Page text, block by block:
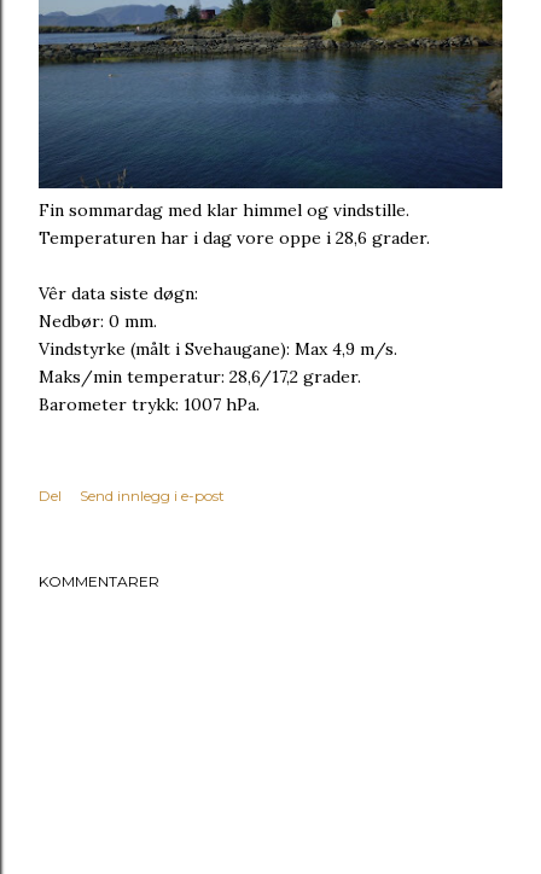
Fin sommardag med klar himmel og vindstille.
Temperaturen har i dag vore oppe i 28,6 grader.
Vêr data siste døgn:
Nedbør: 0 mm.
Vindstyrke (målt i Svehaugane): Max 4,9 m/s.
Maks/min temperatur: 28,6/17,2 grader.
Barometer trykk: 1007 hPa.
Del Send innlegg i e-post
KOMMENTARER